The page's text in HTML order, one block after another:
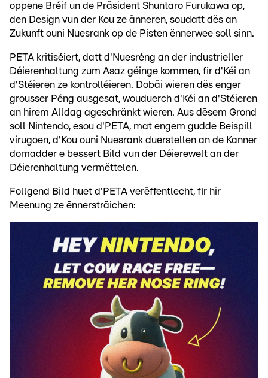
oppene Bréif un de Präsident Shuntaro Furukawa op,
den Design vun der Kou ze änneren, soudatt dës an
Zukunft ouni Nuesrank op de Pisten ënnerwee soll sinn.
PETA kritiséiert, datt d'Nuesréng an der industrieller
Déierenhaltung zum Asaz géinge kommen, fir d'Kéi an
d'Stéieren ze kontrolléieren. Dobäi wieren dës enger
grousser Péng ausgesat, wouduerch d'Kéi an d'Stéieren
an hirem Alldag ageschränkt wieren. Aus dësem Grond
soll Nintendo, esou d'PETA, mat engem gudde Beispill
virugoen, d'Kou ouni Nuesrank duerstellen an de Kanner
domadder e bessert Bild vun der Déierewelt an der
Déierenhaltung vermëttelen.
Follgend Bild huet d'PETA verëffentlecht, fir hir
Meenung ze ënnersträichen: